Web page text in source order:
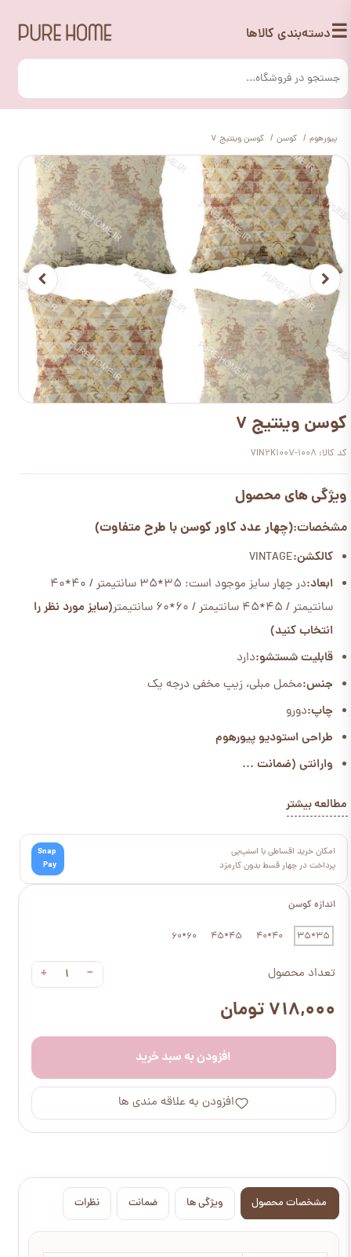
☰دسته‌بندی کالاها
پیورهوم کوسن کوسن وینتیج 7
اندازه کوسن
35*35
40*40
45*45
60*60
تعداد محصول −
+
۷۱۸,۰۰۰ تومان
افزودن به سبد خرید
افزودن به علاقه مندی ها
کوسن وینتیج 7
کد کالا: VIN2K1007-1008
ویژگی های محصول
مشخصات:(چهار عدد کاور کوسن با طرح متفاوت)
کالکشن:VINTAGE
ابعاد:
در چهار سایز موجود است: 35*35 سانتیمتر / 40*40
سانتیمتر / 45*45 سانتیمتر / 60*60 سانتیمتر
(سایز مورد نظر را
انتخاب کنید)
قابلیت شستشو:دارد
جنس:مخمل مبلی، زیپ مخفی درجه یک
چاپ:دورو
طراحی استودیو پیورهوم
وارانتی (ضمانت ...
مطالعه بیشتر
امکان خرید اقساطی با اسنپ‌پی
پرداخت در چهار قسط بدون کارمزد
Snap
Pay
مشخصات محصول ویژگی ها ضمانت نظرات